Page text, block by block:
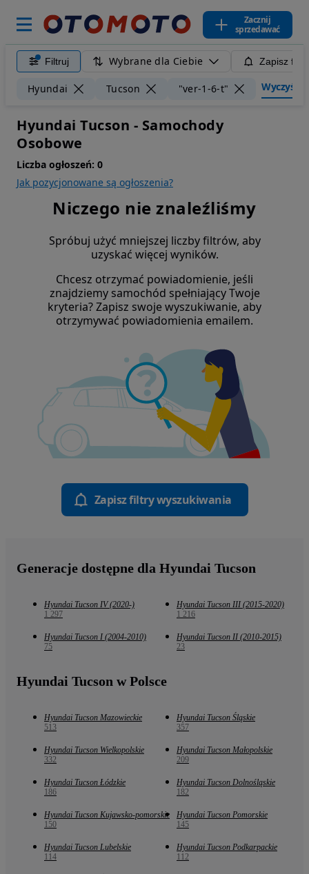
Zacznij
sprzedawać
Filtruj Wybrane dla Ciebie Zapisz
Hyundai Tucson "ver-1-6-t" Wyczyść
Hyundai Tucson - Samochody
Osobowe
Liczba ogłoszeń: 0
Jak pozycjonowane są ogłoszenia?
Niczego nie znaleźliśmy
Spróbuj użyć mniejszej liczby filtrów, aby
uzyskać więcej wyników.
Chcesz otrzymać powiadomienie, jeśli
znajdziemy samochód spełniający Twoje
kryteria? Zapisz swoje wyszukiwanie, aby
otrzymywać powiadomienia emailem.
Zapisz filtry wyszukiwania
Generacje dostępne dla Hyundai Tucson
Hyundai Tucson IV (2020-)
1 297
Hyundai Tucson III (2015-2020)
1 216
Hyundai Tucson I (2004-2010)
75
Hyundai Tucson II (2010-2015)
23
Hyundai Tucson w Polsce
Hyundai Tucson Mazowieckie
513
Hyundai Tucson Śląskie
357
Hyundai Tucson Wielkopolskie
332
Hyundai Tucson Małopolskie
209
Hyundai Tucson Łódzkie
186
Hyundai Tucson Dolnośląskie
182
Hyundai Tucson Kujawsko-pomorskie
150
Hyundai Tucson Pomorskie
145
Hyundai Tucson Lubelskie
114
Hyundai Tucson Podkarpackie
112